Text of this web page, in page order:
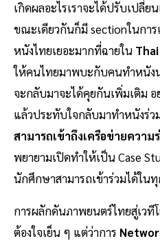
เกิดผลอะไรเราจะได้ปรับเปลี่ย
ขณะเดียวกันก็มี sectionในกา
หนังไทยเยอะมากที่ฉายใน
ให้คนไทยมาพบะกับคนทำหนัง
จะกลับมาจะได้คุยกันเพิ่มเติม
แล้วประทับใจกลับมาทำหนังร่ว
สามารถเข้าถึงเครือข่ายควา
พยายามเปิดทำให้เป็น Case
นักศึกษาสามารถเข้าร่วมได้ใน
การผลักดันภาพยนตร์ไทยสู่เวทีโ
ต้องใจเย็น ๆ แต่ว่าการ